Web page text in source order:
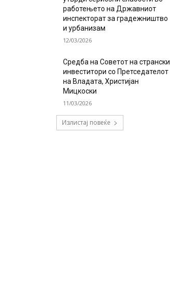
работењето на Државниот
инспекторат за градежништво
и урбанизам
12/03/2026
Средба на Советот на странски
инвеститори со Претседателот
на Владата, Христијан
Мицкоски
11/03/2026
Излистај повеќе